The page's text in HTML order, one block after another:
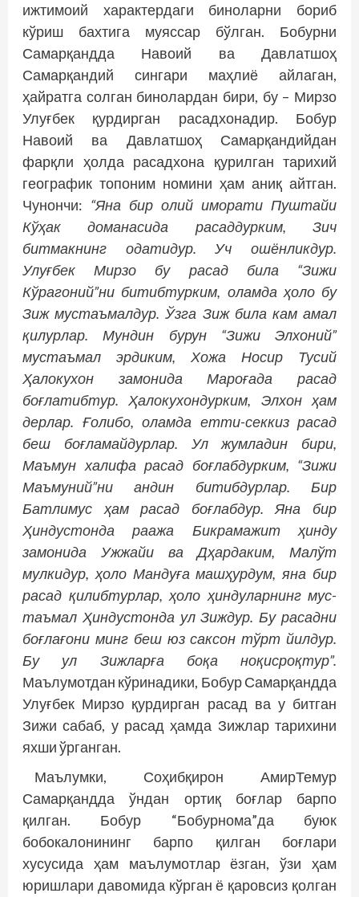
ижтимоий характердаги биноларни бориб
кўриш бахтига муяссар бўлган. Бобурни
Самарқандда Навоий ва Давлатшоҳ
Самарқандий сингари маҳлиё айлаган,
ҳайратга солган бинолардан бири, бу – Мирзо
Улуғбек қурдирган расадхонадир. Бобур
Навоий ва Давлатшоҳ Самарқандийдан
фарқли ҳолда расадхона қурилган тарихий
географик топоним номини ҳам аниқ айтган.
Чунончи: “Яна бир олий иморати Пуштайи
Кўҳак доманасида расаддурким, Зич
битмакнинг одатидур. Уч ошёнликдур.
Улуғбек Мирзо бу расад била “Зижи
Кўрагоний”ни битибтурким, оламда ҳоло бу
Зиж мустаъмалдур. Ўзга Зиж била кам амал
қилурлар. Мундин бурун “Зижи Элхоний”
мустаъмал эрдиким, Хожа Носир Тусий
Ҳалокухон замонида Мароғада расад
боғлатибтур. Ҳалокухондурким, Элхон ҳам
дерлар. Ғолибо, оламда етти-секкиз расад
беш боғламайдурлар. Ул жумладин бири,
Маъмун халифа расад боғлабдурким, “Зижи
Маъмуний”ни андин битибдурлар. Бир
Батлимус ҳам расад боғлабдур. Яна бир
Ҳиндустонда раажа Бикрамажит ҳинду
замонида Ужжайи ва Дҳардаким, Малўт
мулкидур, ҳоло Мандуға машҳурдум, яна бир
расад қилибтурлар, ҳоло ҳиндуларнинг мус­
таъмал Ҳиндустонда ул Зиждур. Бу расадни
боғлағони минг беш юз саксон тўрт йилдур.
Бу ул Зижларға боқа ноқисроқтур”.
Маълумотдан кўринадики, Бобур Самарқандда
Улуғбек Мирзо қурдирган расад ва у битган
Зижи сабаб, у расад ҳамда Зижлар тарихини
яхши ўрганган.
Маълумки, Соҳибқирон АмирТемур
Самарқандда ўндан ортиқ боғлар барпо
қилган. Бобур “Бобурнома”да буюк
бобокалонининг барпо қилган боғлари
хусусида ҳам маълумотлар ёзган, ўзи ҳам
юришлари давомида кўрган ё қаровсиз қолган